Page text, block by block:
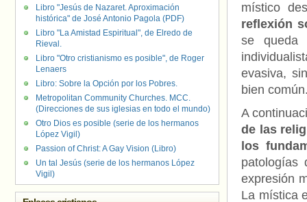
místico
reflexión
se queda
evasiva,
bien
A
de las
los
patologías
expresión
La mística
Libro "Jesús de Nazaret. Aproximación
histórica" de José Antonio Pagola (PDF)
Libro "La Amistad Espiritual", de Elredo de
Rieval.
Libro "Otro cristianismo es posible", de Roger
Lenaers
Libro: Sobre la Opción por los Pobres.
Metropolitan Community Churches. MCC.
(Direcciones de sus iglesias en todo el mundo)
Otro Dios es posible (serie de los hermanos
López Vigil)
Passion of Christ: A Gay Vision (Libro)
Un tal Jesús (serie de los hermanos López
Vigil)